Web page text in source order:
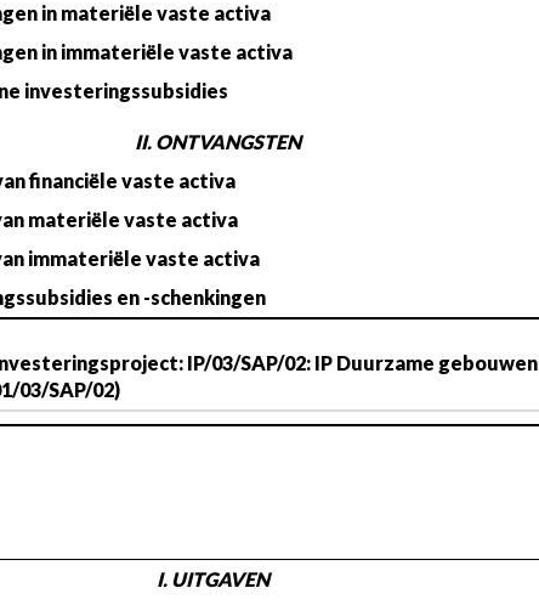
in materiële vaste activa
in immateriële vaste activa
investeringssubsidies
II. ONTVANGSTEN
financiële vaste activa
materiële vaste activa
immateriële vaste activa
en -schenkingen
IP/03/SAP/02: IP Duurzame gebouwen
03/SAP/02)
I. UITGAVEN